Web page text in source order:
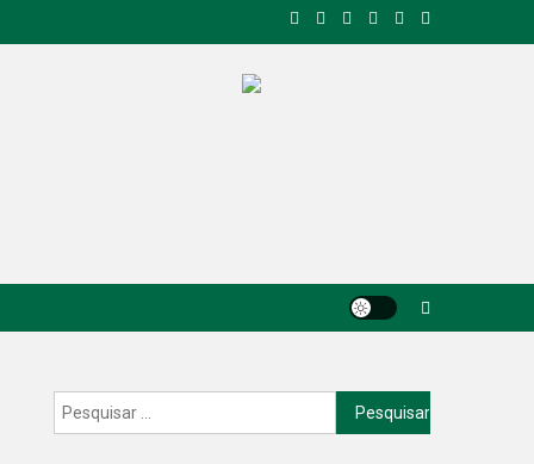
Pesquisar
por: